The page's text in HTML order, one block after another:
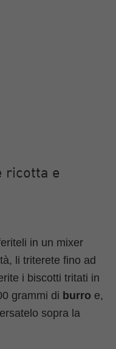
ricotta e
in un mixer
li triterete fino ad
i biscotti tritati in
grammi di burro e,
sopra la